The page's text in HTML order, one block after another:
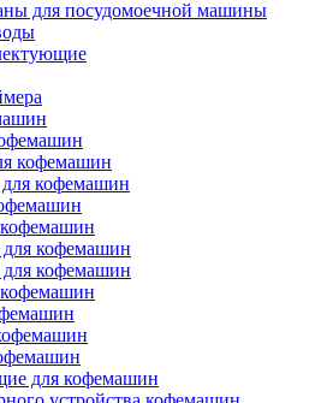
для посудомоечной машины
кофемашин
кофемашин
кофемашин
кофемашин
для кофемашин